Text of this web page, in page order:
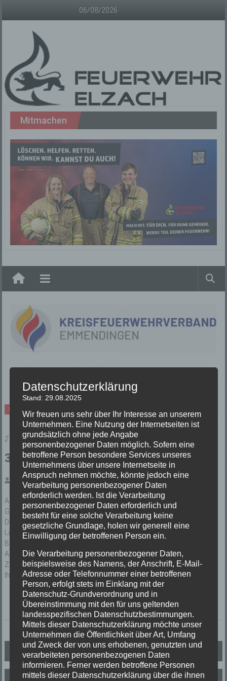
06/08/2026
Freiwillige
Feuerwehr
Elzach
Offizielle
Freiwilligen
Feuerwehr
Elzach
Mitmachen
News
27/03/2019
30.03.2019 Hauptübung
Veröffentlicht von: Guido Schultis
Am Samstag den 30. März um 16.00 Uhr findet die Hauptübung der
Gesamtwehr Feuerwehr Elzach in Oberprechtal statt.
Das Übungsobjekt ist der Schulermathishof in der
Landwasserstrasse.
Bei dieser Übung wird auch das neue Löschfahrzeug LF10 der
Abteilung Oberprechtal zu sehen sein.
Zuschauer sind herzlichst willkommen.
Ihre Feuerwehr Elzach
Beitragsnavigation
Jahreshauptversammlung 2019
Spendenübergabe
Datenschutzerklärung
Stand: 29.08.2025
Wir freuen uns sehr über Ihr Interesse an unserem
Unternehmen. Eine Nutzung der Internetseiten ist
grundsätzlich ohne jede Angabe
personenbezogener Daten möglich. Sofern eine
betroffene Person besondere Services unseres
Unternehmens über unsere Internetseite in
Anspruch nehmen möchte, könnte jedoch eine
Verarbeitung personenbezogener Daten
erforderlich werden. Ist die Verarbeitung
personenbezogener Daten erforderlich und
besteht für eine solche Verarbeitung keine
gesetzliche Grundlage, holen wir generell eine
Einwilligung der betroffenen Person ein.
Die Verarbeitung personenbezogener Daten,
beispielsweise des Namens, der Anschrift, E-Mail-
Adresse oder Telefonnummer einer betroffenen
Person, erfolgt stets im Einklang mit der
Datenschutz-Grundverordnung und in
Übereinstimmung mit den für uns geltenden
landesspezifischen Datenschutzbestimmungen.
Mittels dieser Datenschutzerklärung möchte unser
Unternehmen die Öffentlichkeit über Art, Umfang
und Zweck der von uns erhobenen, genutzten und
verarbeiteten personenbezogenen Daten
informieren. Ferner werden betroffene Personen
mittels dieser Datenschutzerklärung über die ihnen